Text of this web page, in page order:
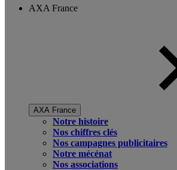
AXA France
AXA France
Notre histoire
Nos chiffres clés
Nos campagnes publicitaires
Notre mécénat
Nos associations